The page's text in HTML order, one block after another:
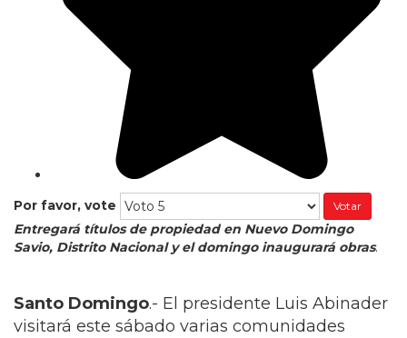
Por favor, vote
Entregará títulos de propiedad en Nuevo Domingo
Savio, Distrito Nacional y el domingo inaugurará obras.
Santo Domingo.- El presidente Luis Abinader
visitará este sábado varias comunidades